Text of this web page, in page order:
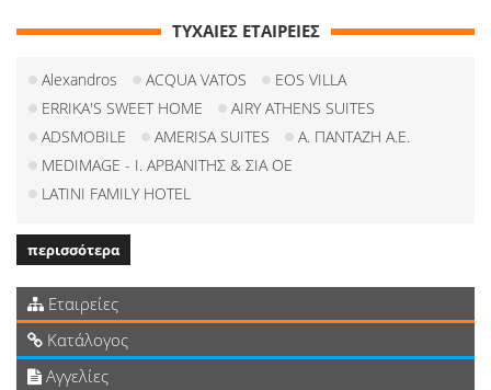
ΤΥΧΑΙΕΣ ΕΤΑΙΡΕΙΕΣ
Alexandros ACQUA VATOS
EOS VILLA
ERRIKA'S SWEET HOME
AIRY ATHENS SUITES
ADSMOBILE
AMERISA SUITES
Α. ΠΑΝΤΑΖΗ Α.Ε.
MEDIMAGE - Ι. ΑΡΒΑΝΙΤΗΣ & ΣΙΑ ΟΕ
LATINI FAMILY HOTEL
περισσότερα
Εταιρείες
Κατάλογος
Αγγελίες